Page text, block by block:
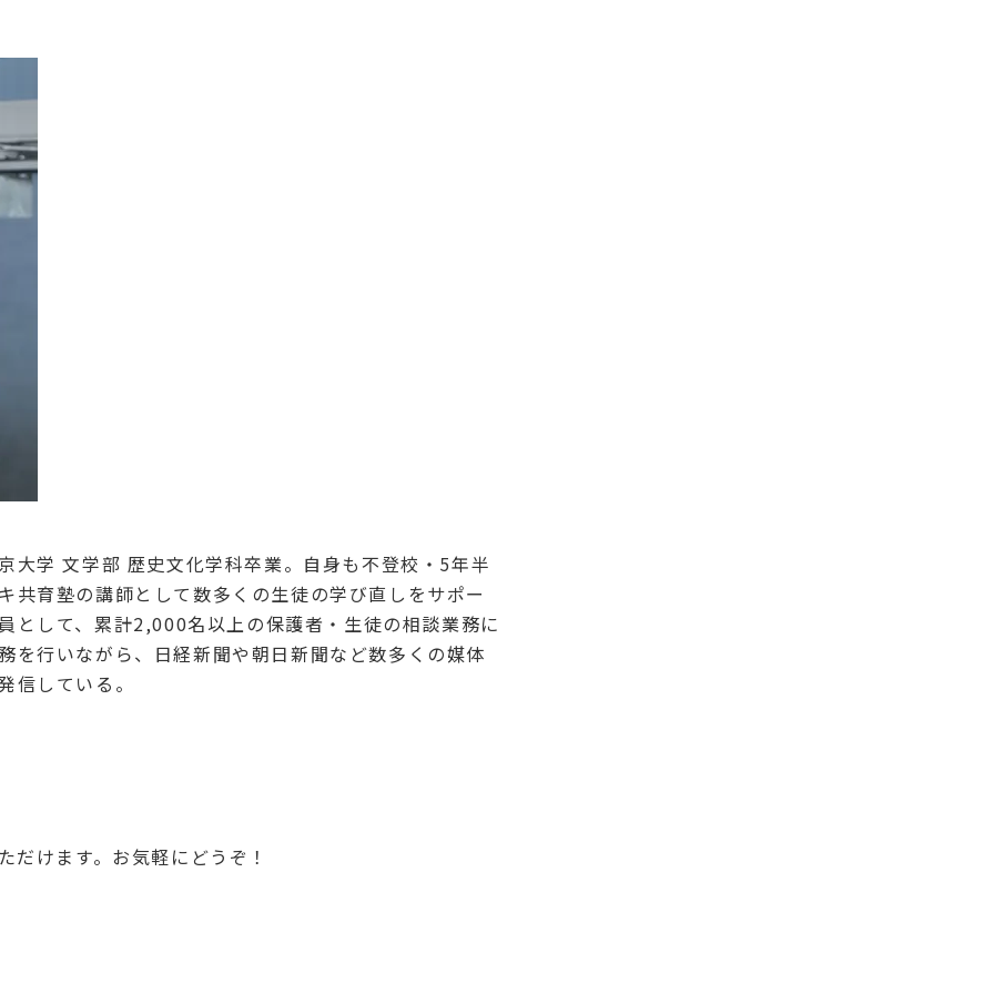
大学 文学部 歴史文化学科卒業。自身も不登校・5年半
共育塾の講師として数多くの生徒の学び直しをサポー
として、累計2,000名以上の保護者・生徒の相談業務に
を行いながら、日経新聞や朝日新聞など数多くの媒体
信している。
けます。お気軽にどうぞ！